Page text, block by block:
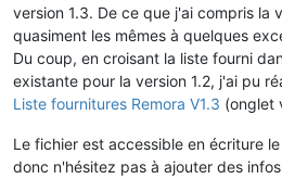
version 1.3. De ce que j'ai compris la
quasiment les mêmes à quelques
Du coup, en croisant la liste fourni
existante pour la version 1.2, j'ai pu
Liste fournitures Remora V1.3 (onglet
Le fichier est accessible en écriture
donc n'hésitez pas à ajouter des